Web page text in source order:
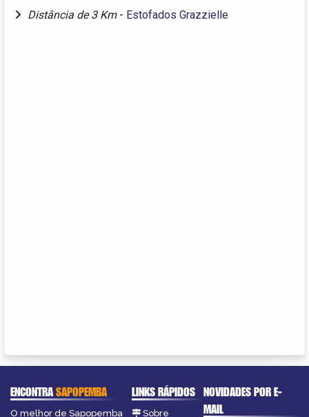
Distância de 3 Km - Estofados Grazzielle
ENCONTRASAPOPEMBA
O melhor de Sapopemba
LINKS RÁPIDOS
Sobre
NOVIDADES POR E-
MAIL